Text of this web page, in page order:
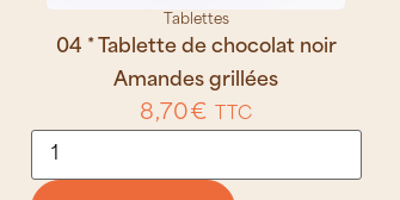
Tablettes
04 * Tablette de chocolat noir
Amandes grillées
8,70€ TTC